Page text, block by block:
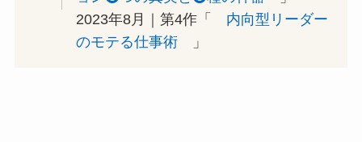
2023年8月｜第4作「 内向型リーダー
のモテる仕事術 」